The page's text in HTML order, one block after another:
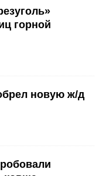
горной
новую ж/д